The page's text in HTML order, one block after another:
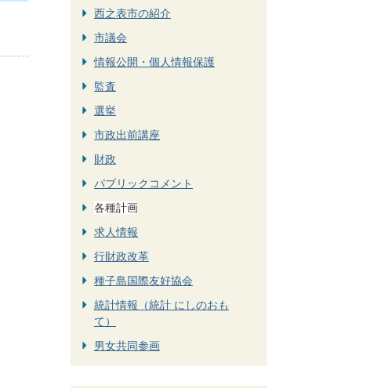
西之表市の紹介
市議会
情報公開・個人情報保護
監査
選挙
市政出前講座
財政
パブリックコメント
各種計画
求人情報
行財政改革
種子島国際友好協会
統計情報（統計 にしのおも
て）
男女共同参画